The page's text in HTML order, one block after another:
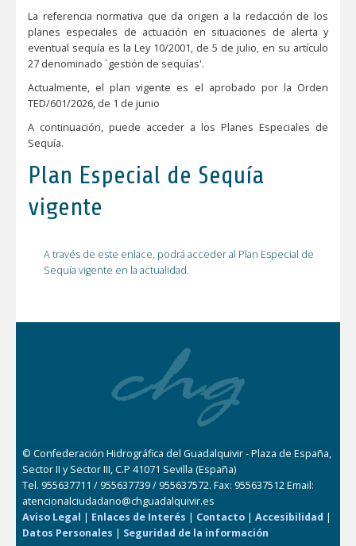
La referencia normativa que da origen a la redacción de los
planes especiales de actuación en situaciones de alerta y
eventual sequía es la Ley 10/2001, de 5 de julio, en su artículo
27 denominado `gestión de sequías'.
Actualmente, el plan vigente es el aprobado por la Orden
TED/601/2026, de 1 de junio
A continuación, puede acceder a los Planes Especiales de
Sequía.
Plan Especial de Sequía
vigente
A través de este enlace, podrá acceder al Plan Especial de
Sequía vigente en la actualidad.
© Confederación Hidrográfica del Guadalquivir - Plaza de España,
Sector II y Sector III, C.P 41071 Sevilla (España)
Tel. 955637711 / 955637739 / 955637572. Fax: 955637512 Email:
atencionalciudadano@chguadalquivir.es
Aviso Legal | Enlaces de Interés | Contacto |Accesibilidad |
Datos Personales | Seguridad de la información